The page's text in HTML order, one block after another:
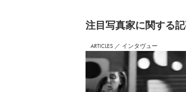
注⽬写真家に関する
ARTICLES ／ インタヴュー